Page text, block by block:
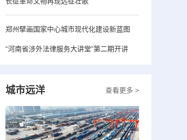
郑州擘画国家中心城市现代化建设新蓝图
“河南省涉外法律服务大讲堂”第二期开讲
查看更多 >
城市远洋